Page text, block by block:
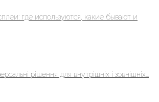
где используются, какие бывают и
рішення для внутрішніх і зовнішніх...